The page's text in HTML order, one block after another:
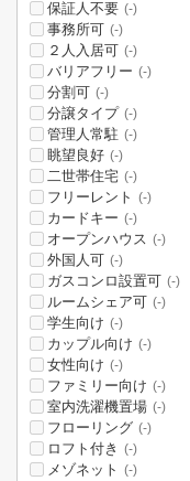
保証人不要 (-)
事務所可 (-)
２人入居可 (-)
バリアフリー (-)
分割可 (-)
分譲タイプ (-)
管理人常駐 (-)
眺望良好 (-)
二世帯住宅 (-)
フリーレント (-)
カードキー (-)
オープンハウス (-)
外国人可 (-)
ガスコンロ設置可 (-)
ルームシェア可 (-)
学生向け (-)
カップル向け (-)
女性向け (-)
ファミリー向け (-)
室内洗濯機置場 (-)
フローリング (-)
ロフト付き (-)
メゾネット (-)